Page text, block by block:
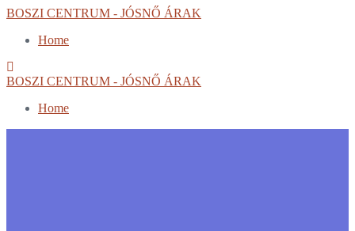
Skip
content
BOSZI CENTRUM - JÓSNŐ ÁRAK
Home
BOSZI CENTRUM - JÓSNŐ ÁRAK
Home